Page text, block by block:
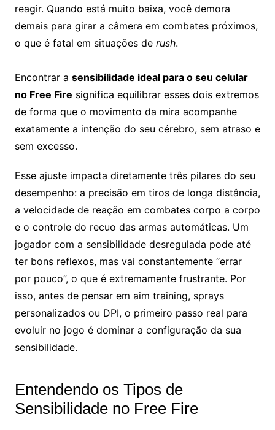
reagir. Quando está muito baixa, você demora
demais para girar a câmera em combates próximos,
o que é fatal em situações de rush.
Encontrar a sensibilidade ideal para o seu celular
no Free Fire significa equilibrar esses dois extremos
de forma que o movimento da mira acompanhe
exatamente a intenção do seu cérebro, sem atraso e
sem excesso.
Esse ajuste impacta diretamente três pilares do seu
desempenho: a precisão em tiros de longa distância,
a velocidade de reação em combates corpo a corpo
e o controle do recuo das armas automáticas. Um
jogador com a sensibilidade desregulada pode até
ter bons reflexos, mas vai constantemente “errar
por pouco”, o que é extremamente frustrante. Por
isso, antes de pensar em aim training, sprays
personalizados ou DPI, o primeiro passo real para
evoluir no jogo é dominar a configuração da sua
sensibilidade.
Entendendo os Tipos de
Sensibilidade no Free Fire